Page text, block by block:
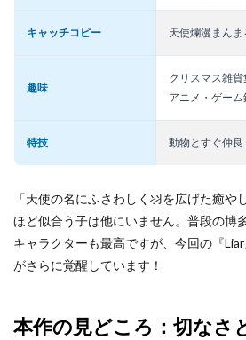
キャッチコピー 天使爛漫まん
趣味
クリスマス雑貨
アニメ・ゲーム
特技 動物とすぐ仲
「天使の名にふさわしく羽を広げた癒や
ほど似合う子は他にいません。普段の博
キャラクターも最高ですが、今回の『
がさらに覚醒しています！
本作の見どころ：切なさ